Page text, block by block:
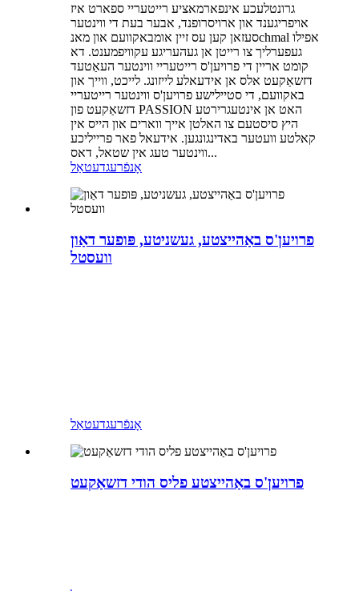
גרונטלעכע אינפארמאציע רייטעריי ספארט איז
אויפריגענד און ארויסרופנד, אבער בעת די ווינטער
סעזאן קען עס זיין אומבאקוועם און מאנchmal אפילו
געפערליך צו רייטן אן געהעריגע עקוויפמענט. דא
קומט אריין די פרויען'ס רייטעריי ווינטער העאַטעד
דזשאַקעט אלס אן אידעאלע לייזונג. לייכט, ווייך און
באקוועם, די סטיילישע פרויען'ס ווינטער רייטעריי
דזשאַקעט פון PASSION האט אן אינטעגרירטע
היץ סיסטעם צו האלטן אייך ווארים און הייס אין
קאלטע וועטער באדינגונגען. אידעאל פאר פרייליכע
ווינטער טעג אין שטאל, דאס...
אָנפֿרעגדעטאַל
פרויען'ס באַהייצטע, געשניטע, פּופער דאַון
וועסטל
אָנפֿרעגדעטאַל
פרויען'ס באַהייצטע פליס הודי דזשאַקעט